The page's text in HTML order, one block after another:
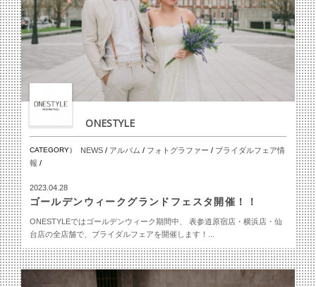
ONESTYLE
CATEGORY） NEWS/ アルバム / フォトグラファー / ブライダルフェア情
報 /
2023.04.28
ゴールデンウィークグランドフェスタ開催！！
ONESTYLEではゴールデンウィーク期間中、 表参道原宿店・横浜店・仙
台店の全店舗で、ブライダルフェアを開催します！...